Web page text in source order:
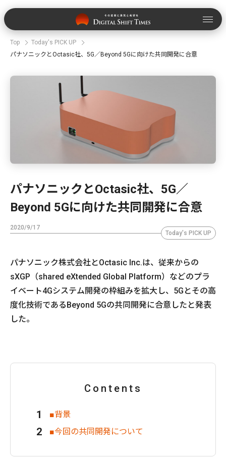
Top
Today's PICK UP
パナソニックとOctasic社、5G／Beyond 5Gに向けた共同開発に合意
パナソニックとOctasic社、5G／
Beyond 5Gに向けた共同開発に合意
2020/9/17
Today's PICK UP
パナソニック株式会社とOctasic Inc.は、従来からの
sXGP（shared eXtended Global Platform）などのプラ
イベート4Gシステム開発の枠組みを拡大し、5Gとその高
度化技術であるBeyond 5Gの共同開発に合意したと発表
した。
Contents
■背景
■今回の共同開発について